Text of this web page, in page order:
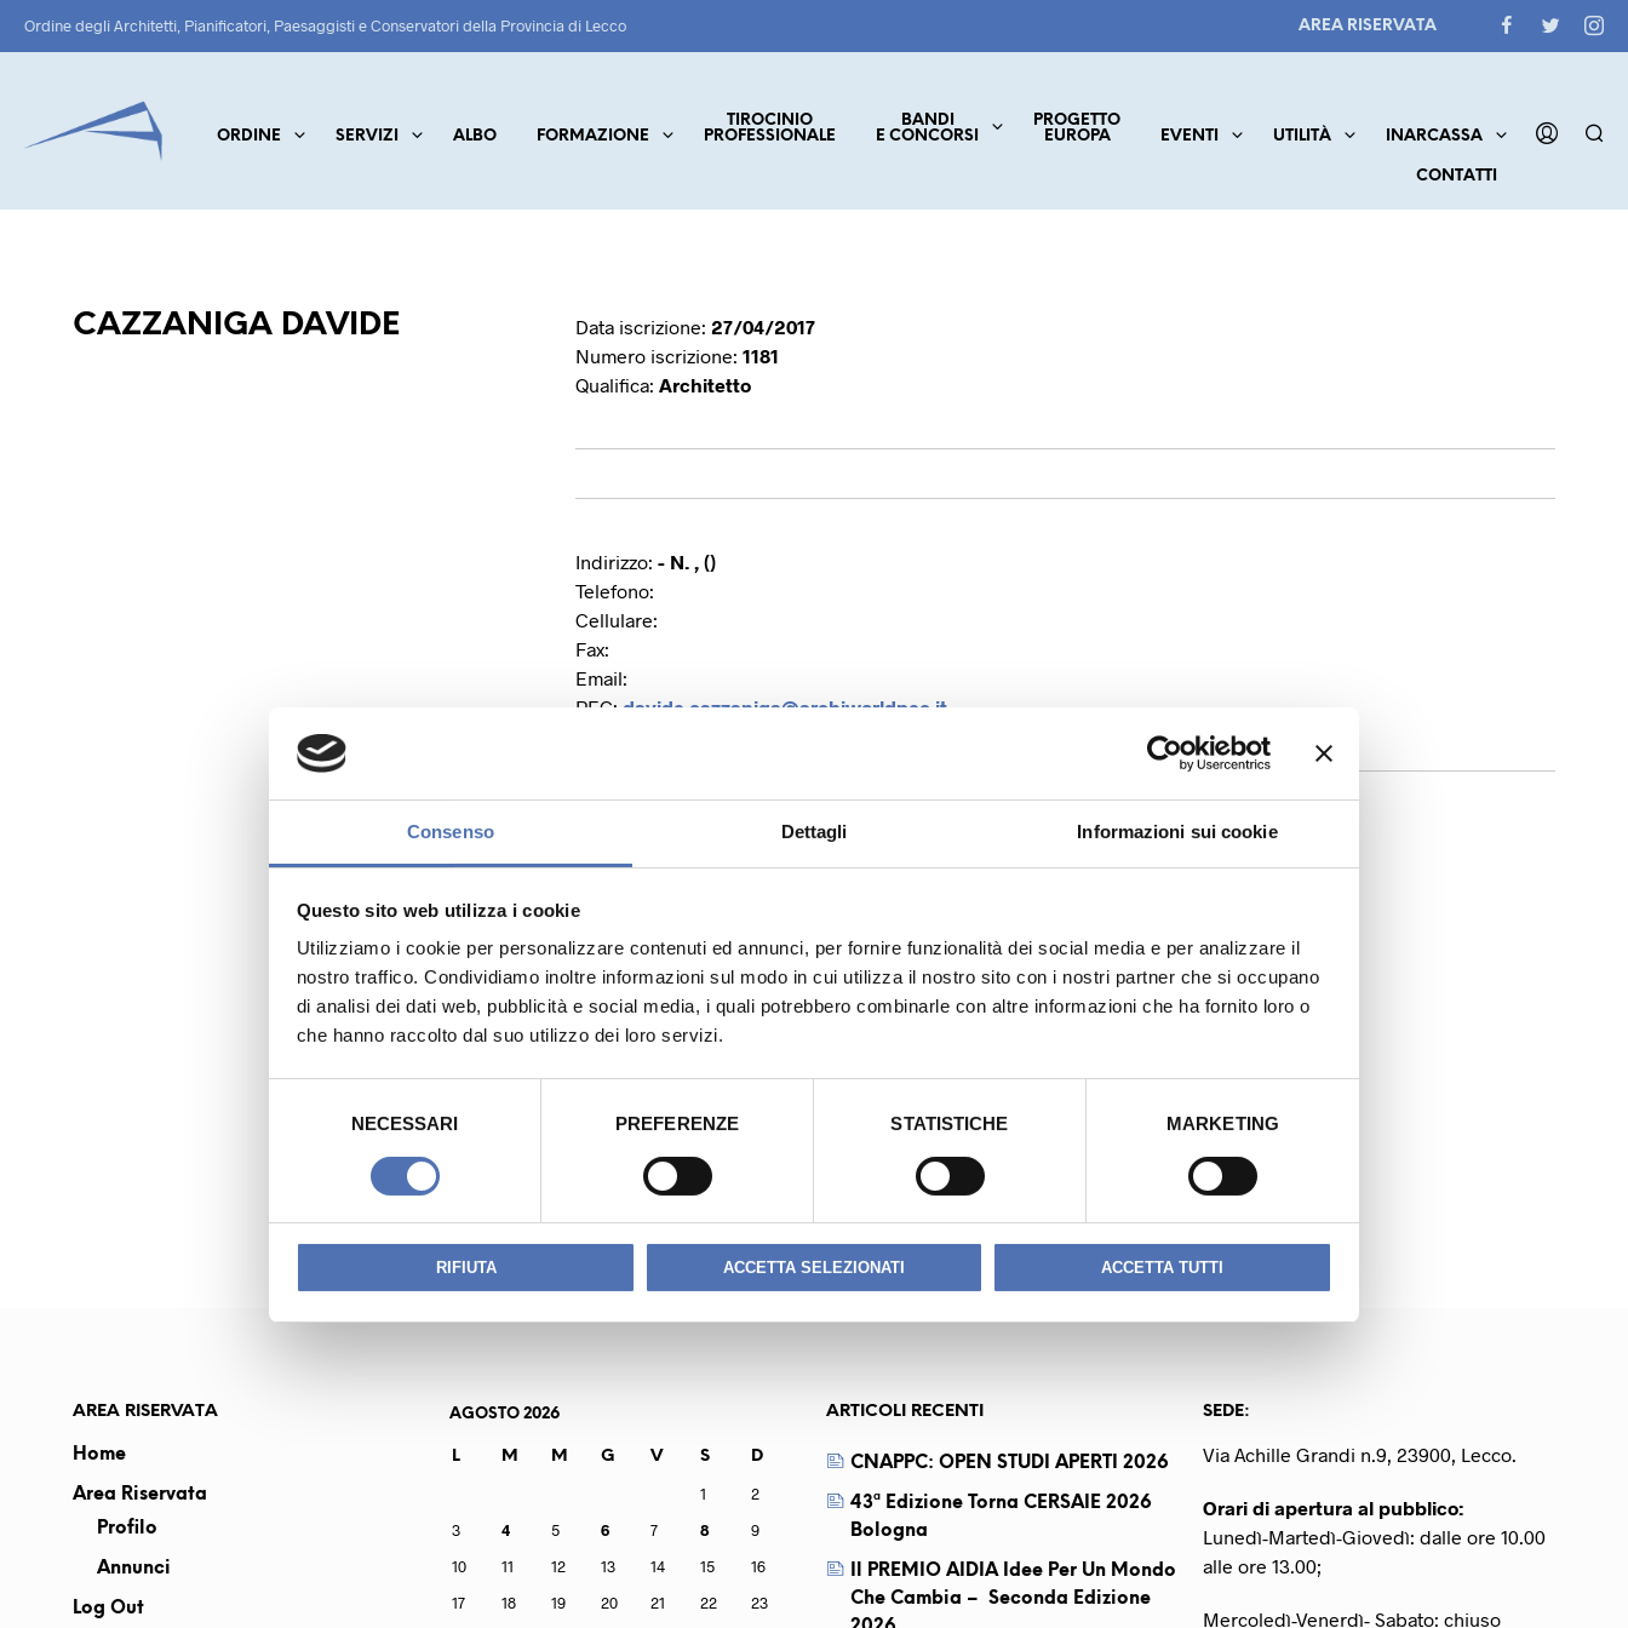
Consenso Dettagli Informazioni sui cookie
Questo sito web utilizza i cookie
Utilizziamo i cookie per personalizzare contenuti ed annunci, per fornire funzionalità dei social media e per analizzare il
nostro traffico. Condividiamo inoltre informazioni sul modo in cui utilizza il nostro sito con i nostri partner che si occupano
di analisi dei dati web, pubblicità e social media, i quali potrebbero combinarle con altre informazioni che ha fornito loro o
che hanno raccolto dal suo utilizzo dei loro servizi.
e
NECESSARI PREFERENZE STATISTICHE MARKETING
RIFIUTA ACCETTA SELEZIONATI ACCETTA TUTTI
Ordine degli Architetti, Pianificatori, Paesaggisti e Conservatori della Provincia di Lecco AREA RISERVATA
ORDINE SERVIZI ALBO FORMAZIONE
TIROCINIO
PROFESSIONALE
BANDI
E CONCORSI
PROGETTO
EUROPA
EVENTI UTILITÀ INARCASSA
CONTATTI
CAZZANIGA DAVIDE Data iscrizione: 27/04/2017
Numero iscrizione: 1181
Qualifica: Architetto
Indirizzo: - N. , ()
Telefono:
Cellulare:
Fax:
Email:
PEC: davide.cazzaniga@archiworldpec.it
Facebook:
Twitter:
Linkedin:
PREVIOUS READING
CATTANEO GIOVANNI
NEXT READING
COLOMBO DANIELA
AREA RISERVATA
Home
Area Riservata
Profilo
Annunci
Log Out
AGOSTO 2026
L M M G V S D
1
2
3
4 5 6 7 8
9
10
11 12 13 14 15
16
17
18 19 20 21 22 23
ARTICOLI RECENTI
CNAPPC: OPEN STUDI APERTI 2026
43ª Edizione Torna CERSAIE 2026
Bologna
Il PREMIO AIDIA Idee Per Un Mondo
Che Cambia – Seconda Edizione
SEDE:
Via Achille Grandi n.9, 23900, Lecco.
Orari di apertura al pubblico:
Lunedì-Martedì-Giovedì: dalle ore 10.00
alle ore 13.00;
Mercoledì-Venerdì- Sabato: chiuso